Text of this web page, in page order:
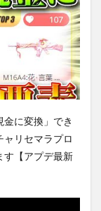
金に変換」でき
ャリセマラプロ
す【アプデ最新